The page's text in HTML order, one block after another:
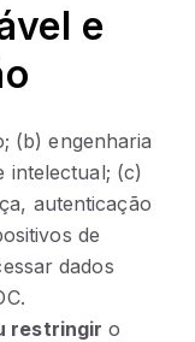
e
(b) engenharia
intelectual; (c)
autenticação
de
dados
restringir o